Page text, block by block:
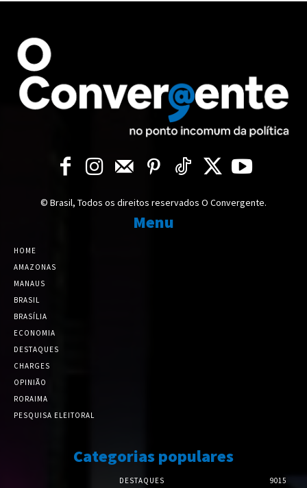
© Brasil, Todos os direitos reservados O Convergente.
Menu
HOME
AMAZONAS
MANAUS
BRASIL
BRASÍLIA
ECONOMIA
DESTAQUES
CHARGES
OPINIÃO
RORAIMA
PESQUISA ELEITORAL
Categorias populares
DESTAQUES 9015